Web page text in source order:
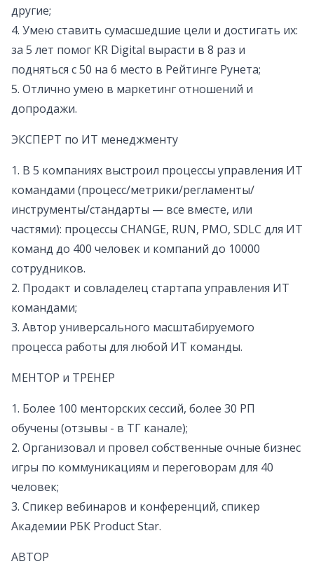
другие;
4. Умею ставить сумасшедшие цели и достигать их:
за 5 лет помог KR Digital вырасти в 8 раз и
подняться с 50 на 6 место в Рейтинге Рунета;
5. Отлично умею в маркетинг отношений и
допродажи.
ЭКСПЕРТ по ИТ менеджменту
1. В 5 компаниях выстроил процессы управления ИТ
командами (процесс/метрики/регламенты/
инструменты/стандарты — все вместе, или
частями): процессы CHANGE, RUN, PMO, SDLC для ИТ
команд до 400 человек и компаний до 10000
сотрудников.
2. Продакт и совладелец стартапа управления ИТ
командами;
3. Автор универсального масштабируемого
процесса работы для любой ИТ команды.
МЕНТОР и ТРЕНЕР
1. Более 100 менторских сессий, более 30 РП
обучены (отзывы - в ТГ канале);
2. Организовал и провел собственные очные бизнес
игры по коммуникациям и переговорам для 40
человек;
3. Спикер вебинаров и конференций, спикер
Академии РБК Product Star.
АВТОР